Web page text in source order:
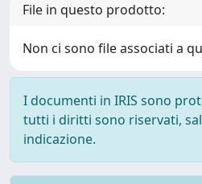
File in questo prodotto:
Non ci sono file associati a
I documenti in IRIS sono
tutti i diritti sono riservati,
indicazione.